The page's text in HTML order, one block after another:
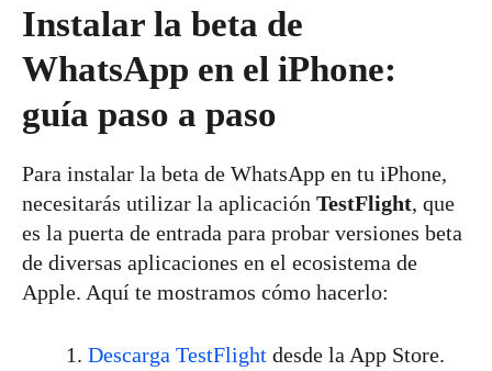
Instalar la beta de
WhatsApp en el iPhone:
guía paso a paso
Para instalar la beta de WhatsApp en tu iPhone,
necesitarás utilizar la aplicación TestFlight, que
es la puerta de entrada para probar versiones beta
de diversas aplicaciones en el ecosistema de
Apple. Aquí te mostramos cómo hacerlo:
Descarga TestFlight desde la App Store.